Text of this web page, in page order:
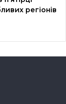
регіонів